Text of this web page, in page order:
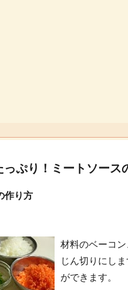
っぷり！ミートソース
作り方
材料のベーコ
じん切りにし
ができます。